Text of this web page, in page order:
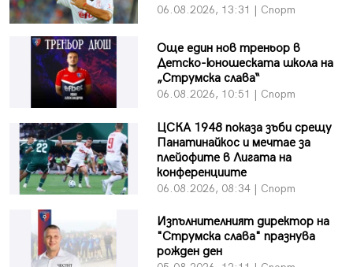
06.08.2026, 13:31 | Спорт
Още един нов треньор в
Детско-юношеската школа на
„Струмска слава“
06.08.2026, 10:51 | Спорт
ЦСКА 1948 показа зъби срещу
Панатинайкос и мечтае за
плейофите в Лигата на
конференциите
06.08.2026, 08:34 | Спорт
Изпълнителният директор на
"Струмска слава" празнува
рожден ден